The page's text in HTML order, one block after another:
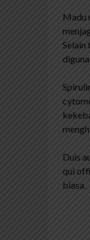
Madu
Selain
Duis
qui
biasa.